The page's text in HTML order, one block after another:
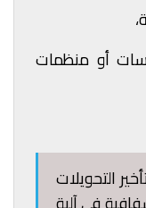
أو منظمات
التحويلات